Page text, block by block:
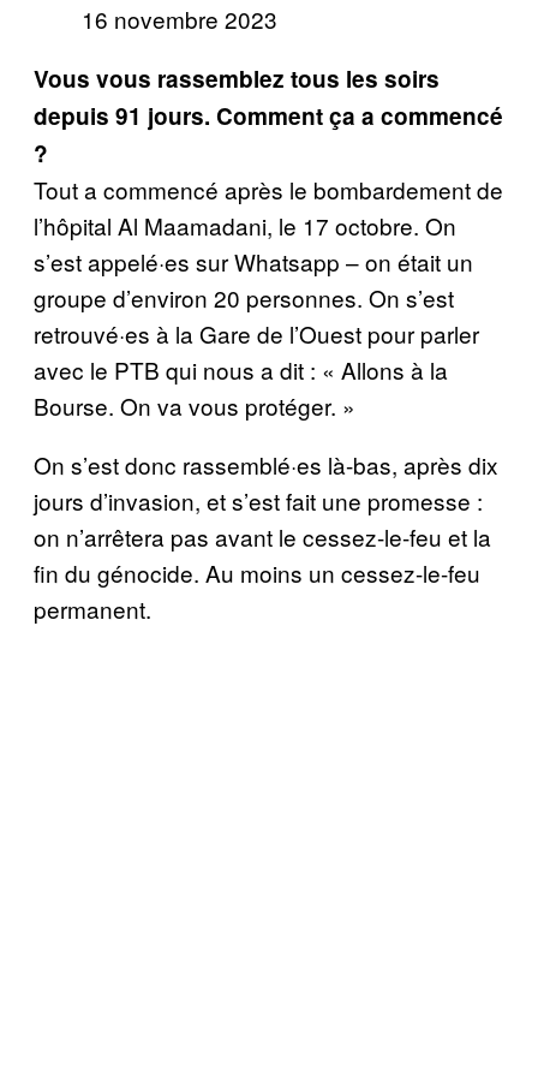
16 novembre 2023
Vous vous rassemblez tous les soirs
depuis 91 jours. Comment ça a commencé
?
Tout a commencé après le bombardement de
l’hôpital Al Maamadani, le 17 octobre. On
s’est appelé·es sur Whatsapp – on était un
groupe d’environ 20 personnes. On s’est
retrouvé·es à la Gare de l’Ouest pour parler
avec le PTB qui nous a dit : « Allons à la
Bourse. On va vous protéger. »
On s’est donc rassemblé·es là-bas, après dix
jours d’invasion, et s’est fait une promesse :
on n’arrêtera pas avant le cessez-le-feu et la
fin du génocide. Au moins un cessez-le-feu
permanent.